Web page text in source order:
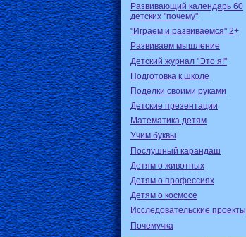
Развивающий календарь 60
детских "почему"
"Играем и развиваемся" 2+
Развиваем мышление
Детский журнал "Это я!"
Подготовка к школе
Поделки своими руками
Детские презентации
Математика детям
Учим буквы
Послушный карандаш
Детям о животных
Детям о профессиях
Детям о космосе
Исследовательские проекты
Почемучка